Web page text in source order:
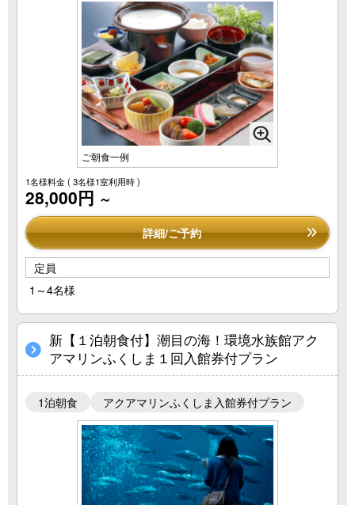
ご朝食一例
1名様料金( 3名様1室利用時 )
28,000円 ～
詳細/ご予約
定員
1～4名様
新【１泊朝食付】潮目の海！環境水族館アク
アマリンふくしま１回入館券付プラン
1泊朝食 アクアマリンふくしま入館券付プラン